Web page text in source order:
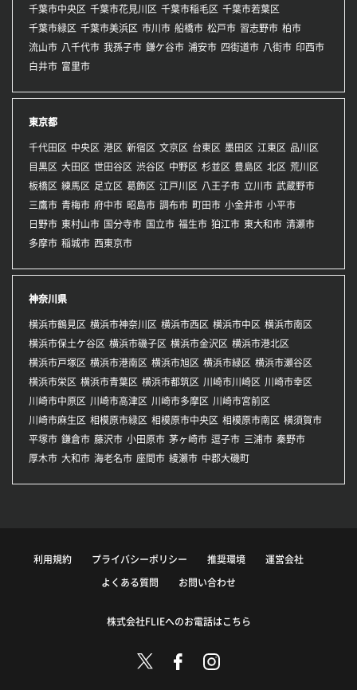
千葉市中央区 千葉市花見川区 千葉市稲毛区 千葉市若葉区
千葉市緑区 千葉市美浜区 市川市 船橋市 松戸市 習志野市 柏市
流山市 八千代市 我孫子市 鎌ケ谷市 浦安市 四街道市 八街市 印西市
白井市 富里市
東京都
千代田区 中央区 港区 新宿区 文京区 台東区 墨田区 江東区 品川区
目黒区 大田区 世田谷区 渋谷区 中野区 杉並区 豊島区 北区 荒川区
板橋区 練馬区 足立区 葛飾区 江戸川区 八王子市 立川市 武蔵野市
三鷹市 青梅市 府中市 昭島市 調布市 町田市 小金井市 小平市
日野市 東村山市 国分寺市 国立市 福生市 狛江市 東大和市 清瀬市
多摩市 稲城市 西東京市
神奈川県
横浜市鶴見区 横浜市神奈川区 横浜市西区 横浜市中区 横浜市南区
横浜市保土ケ谷区 横浜市磯子区 横浜市金沢区 横浜市港北区
横浜市戸塚区 横浜市港南区 横浜市旭区 横浜市緑区 横浜市瀬谷区
横浜市栄区 横浜市青葉区 横浜市都筑区 川崎市川崎区 川崎市幸区
川崎市中原区 川崎市高津区 川崎市多摩区 川崎市宮前区
川崎市麻生区 相模原市緑区 相模原市中央区 相模原市南区 横須賀市
平塚市 鎌倉市 藤沢市 小田原市 茅ヶ崎市 逗子市 三浦市 秦野市
厚木市 大和市 海老名市 座間市 綾瀬市 中郡大磯町
利用規約 プライバシーポリシー 推奨環境 運営会社
よくある質問 お問い合わせ
株式会社FLIEへのお電話はこちら